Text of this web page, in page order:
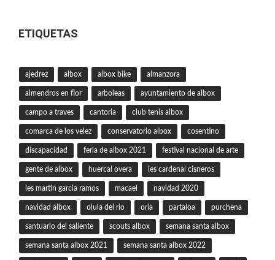
ETIQUETAS
ajedrez albox albox bike almanzora
almendros en flor arboleas ayuntamiento de albox
campo a traves cantoria club tenis albox
comarca de los velez conservatorio albox cosentino
discapacidad feria de albox 2021 festival nacional de arte
gente de albox huercal overa ies cardenal cisneros
ies martin garcia ramos macael navidad 2020
navidad albox olula del rio oria partaloa purchena
santuario del saliente scouts albox semana santa albox
semana santa albox 2021 semana santa albox 2022